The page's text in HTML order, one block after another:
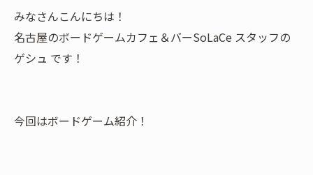
みなさんこんにちは！
名古屋のボードゲームカフェ＆バーSoLaCe スタッフの
ゲシュ です！
今回はボードゲーム紹介！